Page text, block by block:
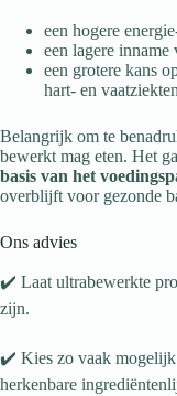
een hogere
een lagere
een grotere kans
hart- en vaatziekten
Belangrijk om te
bewerkt mag eten. Het
basis van het
overblijft voor gezonde
Ons advies
✔️ Laat ultrabewerkte
zijn.
✔️ Kies zo vaak mogelijk
herkenbare